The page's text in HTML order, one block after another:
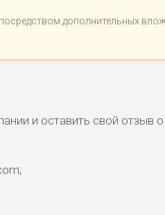
дополнительных
и оставить свой отзыв